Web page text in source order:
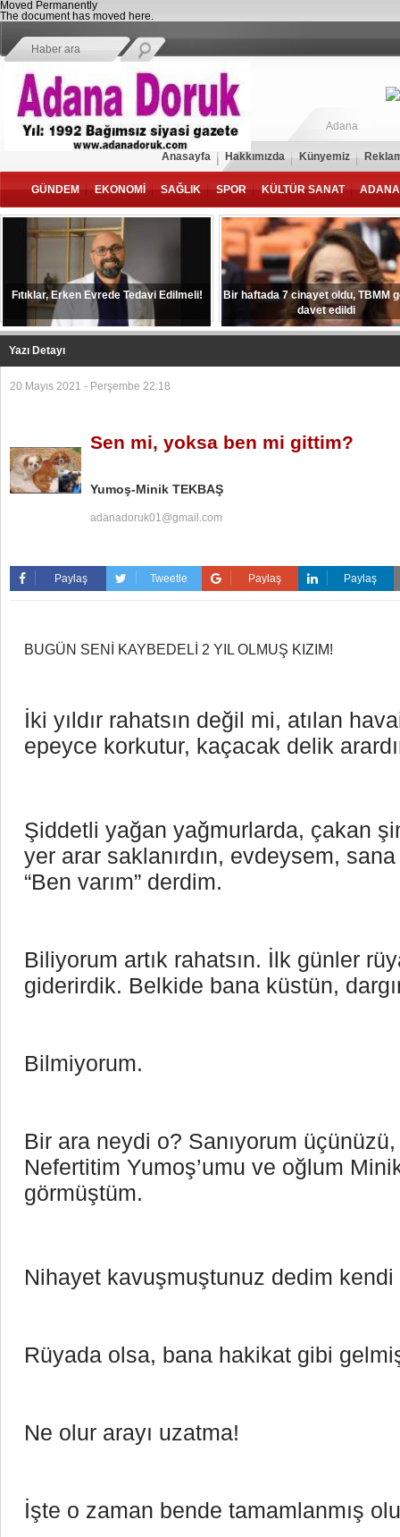
Moved Permanently
The document has moved here.
Adana
Anasayfa Hakkımızda Künyemiz
GÜNDEM EKONOMİ SAĞLIK SPOR KÜLTÜR SANAT ADANA
Fıtıklar, Erken Evrede Tedavi Edilmeli!
Bir haftada 7 cinayet oldu, TBMM
davet edildi
Yazı Detayı
20 Mayıs 2021 - Perşembe 22:18
Sen mi, yoksa ben mi gittim?
Yumoş-Minik TEKBAŞ
adanadoruk01@gmail.com
Paylaş Tweetle Paylaş Paylaş
BUGÜN SENİ KAYBEDELİ 2 YIL OLMUŞ KIZIM!
İki yıldır rahatsın değil mi, atılan
epeyce korkutur, kaçacak delik
Şiddetli yağan yağmurlarda, çakan
yer arar saklanırdın, evdeysem, sana
“Ben varım” derdim.
Biliyorum artık rahatsın. İlk günler
giderirdik. Belkide bana küstün,
Bilmiyorum.
Bir ara neydi o? Sanıyorum
Nefertitim Yumoş’umu ve oğlum
görmüştüm.
Nihayet kavuşmuştunuz dedim
Rüyada olsa, bana hakikat gibi
Ne olur arayı uzatma!
İşte o zaman bende tamamlanmış